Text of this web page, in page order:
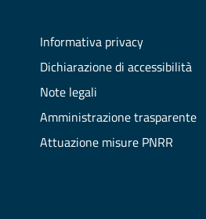
Informativa privacy
Dichiarazione di accessibilità
Note legali
Amministrazione trasparente
Attuazione misure PNRR